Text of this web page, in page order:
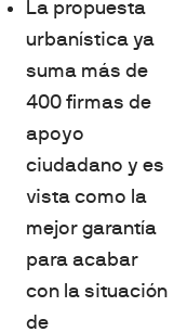
La propuesta
urbanística ya
suma más de
400 firmas de
apoyo
ciudadano y es
vista como la
mejor garantía
para acabar
con la situación
de